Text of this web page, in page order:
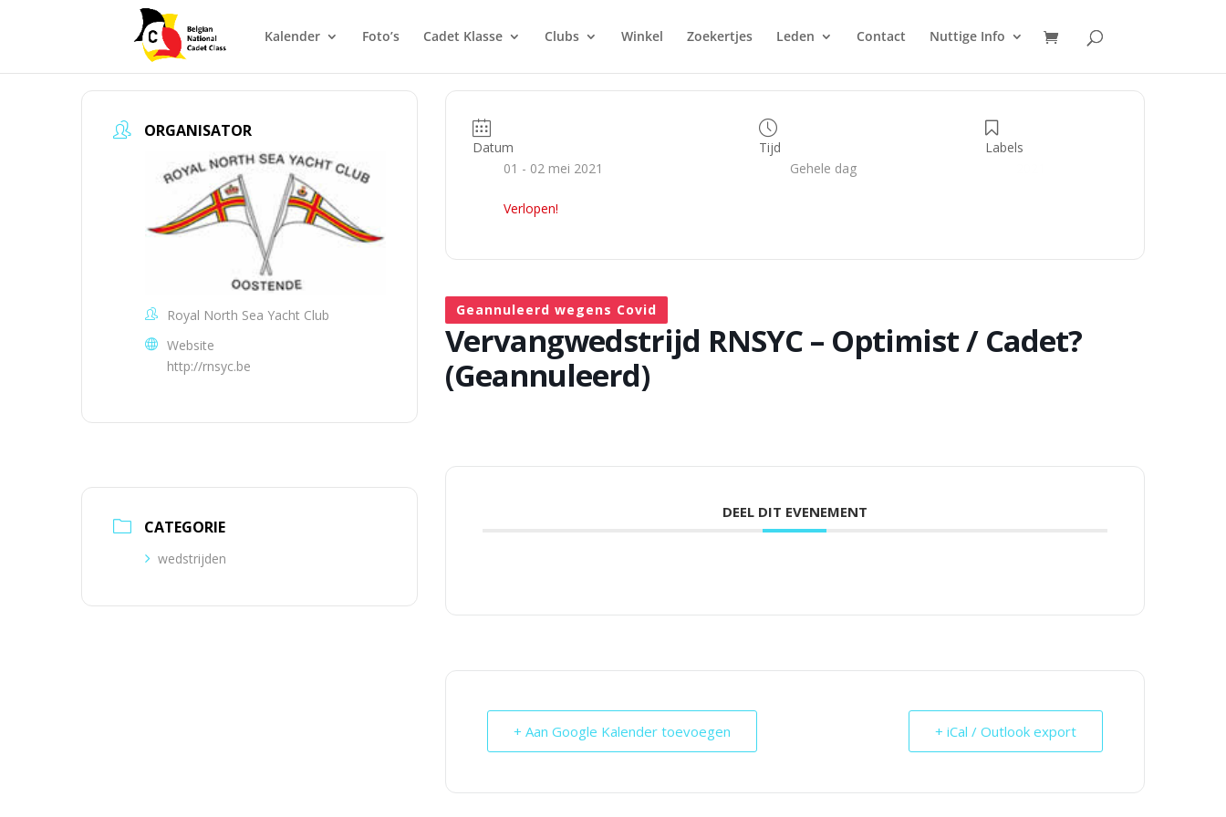
Kalender Foto’s Cadet Klasse Clubs Winkel Zoekertjes Leden Contact Nuttige Info
ORGANISATOR
Royal North Sea Yacht Club
Website
http://rnsyc.be
CATEGORIE
wedstrijden
Datum
01 - 02 mei 2021
Verlopen!
Tijd
Gehele dag
Labels
Geannuleerd wegens Covid
Vervangwedstrijd RNSYC – Optimist / Cadet?
(Geannuleerd)
DEEL DIT EVENEMENT
+ Aan Google Kalender toevoegen + iCal / Outlook export